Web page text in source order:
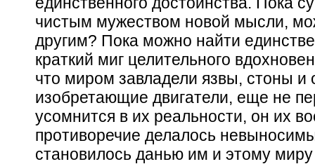
чистым мужеством новой мысли,
другим? Пока можно найти
краткий миг целительного
что миром завладели язвы, стоны
изобретающие двигатели, еще не
усомнится в их реальности, он их
противоречие делалось
становилось данью им и этому миру